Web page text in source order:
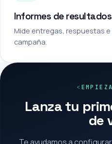
Informes de resultados
Mide entregas, respuestas
campaña.
Lanza tu
de